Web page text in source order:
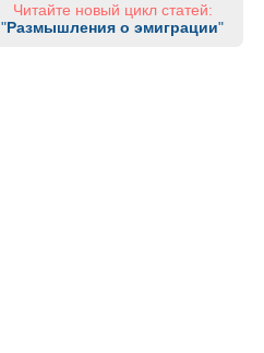
Читайте новый цикл статей:
"Размышления о эмиграции"